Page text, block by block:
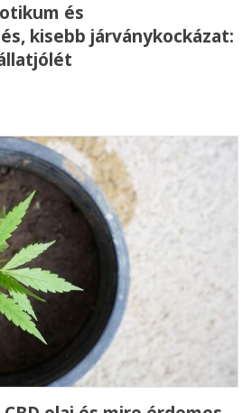
és
kisebb járványkockázat: